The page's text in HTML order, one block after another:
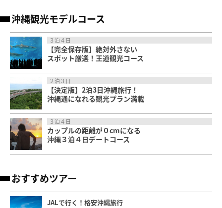
沖縄観光モデルコース
３泊４日
【完全保存版】絶対外さない
スポット厳選！王道観光コース
２泊３日
【決定版】2泊3日沖縄旅行！
沖縄通になれる観光プラン満載
３泊４日
カップルの距離が０cmになる
沖縄３泊４日デートコース
おすすめツアー
JALで行く！格安沖縄旅行